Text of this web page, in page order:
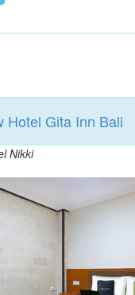
Hotel Gita Inn Bali
Nikki